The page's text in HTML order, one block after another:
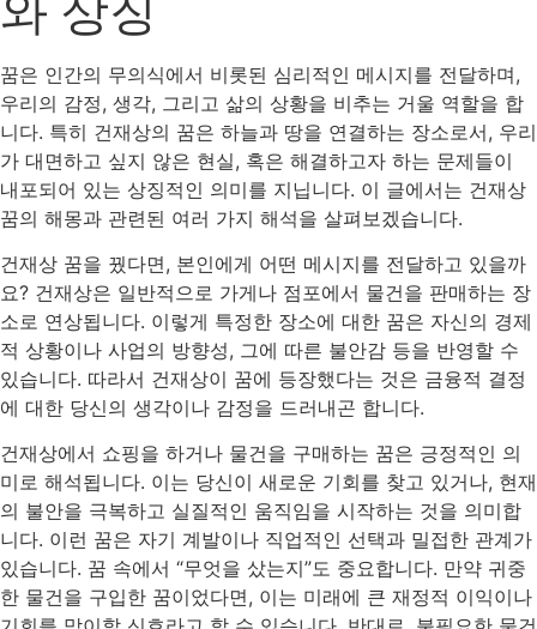
꿈은 인간의 무의식에서 비롯된 심리적인 메시지를 전달하며,
우리의 감정, 생각, 그리고 삶의 상황을 비추는 거울 역할을 합
니다. 특히 건재상의 꿈은 하늘과 땅을 연결하는 장소로서, 우리
가 대면하고 싶지 않은 현실, 혹은 해결하고자 하는 문제들이
내포되어 있는 상징적인 의미를 지닙니다. 이 글에서는 건재상
꿈의 해몽과 관련된 여러 가지 해석을 살펴보겠습니다.
건재상 꿈을 꿨다면, 본인에게 어떤 메시지를 전달하고 있을까
요? 건재상은 일반적으로 가게나 점포에서 물건을 판매하는 장
소로 연상됩니다. 이렇게 특정한 장소에 대한 꿈은 자신의 경제
적 상황이나 사업의 방향성, 그에 따른 불안감 등을 반영할 수
있습니다. 따라서 건재상이 꿈에 등장했다는 것은 금융적 결정
에 대한 당신의 생각이나 감정을 드러내곤 합니다.
건재상에서 쇼핑을 하거나 물건을 구매하는 꿈은 긍정적인 의
미로 해석됩니다. 이는 당신이 새로운 기회를 찾고 있거나, 현재
의 불안을 극복하고 실질적인 움직임을 시작하는 것을 의미합
니다. 이런 꿈은 자기 계발이나 직업적인 선택과 밀접한 관계가
있습니다. 꿈 속에서 “무엇을 샀는지”도 중요합니다. 만약 귀중
한 물건을 구입한 꿈이었다면, 이는 미래에 큰 재정적 이익이나